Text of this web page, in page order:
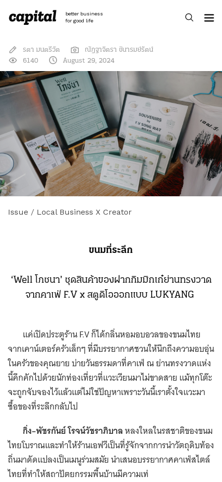
content
better business
for good life
รตา มนตรีวัต
ณัฎฐาจิตรา ชินารมย์รัตน์
6140
August 29, 2024
Issue / Local Business X Creator
ขนมที่ระลึก
‘Well โภชนา’ ชุดสินค้าของฝากกิมมิกเก๋ย่านทรงวาด
จากคาเฟ่ F.V x สตูดิโอออกแบบ LUKYANG
แค่เปิดประตูร้าน F.V ก็ได้กลิ่นหอมอบอวลของขนมไทย
จากเคาน์เตอร์ครัวเล็กๆ ที่มีบรรยากาศชวนให้นึกถึงความอบอุ่น
ในครัวของคุณยาย บ่ายวันธรรมดาที่คาเฟ่ ณ ย่านทรงวาดแห่ง
นี้คึกคักไปด้วยนักท่องเที่ยวที่แวะเวียนมาไม่ขาดสาย แม้ทุกโต๊ะ
จะถูกจับจองไว้แล้วแต่ไม่ใช่ปัญหาเพราะวันนี้เราตั้งใจแวะมา
ซื้อของที่ระลึกกลับไป
กิ่ง–พัชรกันย์ โรจน์วัชราภิบาลหลงใหลในรสชาติของขนม
ไทยโบราณและทำให้ร้านเอฟวีเป็นที่รู้จักจากการนำวัตถุดิบท้อง
ถิ่นมาดัดแปลงเป็นเมนูร่วมสมัย นำเสนอบรรยากาศคาเฟ่สไตล์
ไทยที่ทำให้สถาปัตยกรรมพื้นบ้านมีความเท่